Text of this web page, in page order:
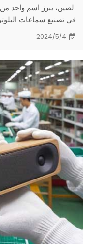
الصين، يبرز اسم واحد
في تصنيع سماعات
2024/5/4